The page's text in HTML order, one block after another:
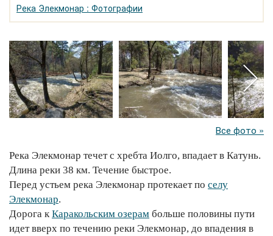
Река Элекмонар : Фотографии
Все фото »
Река Элекмонар течет c хребта Иолго, впадает в Катунь.
Длина реки 38 км. Течение быстрое.
Перед устьем река Элекмонар протекает по селу
Элекмонар.
Дорога к Каракольским озерам больше половины пути
идет вверх по течению реки Элекмонар, до впадения в